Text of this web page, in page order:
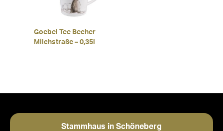
Goebel Tee Becher
Milchstraße – 0,35l
Stammhaus in Schöneberg